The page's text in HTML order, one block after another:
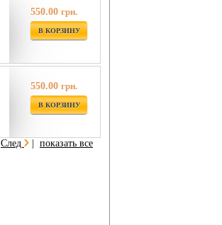
550.00 грн.
В КОРЗИНУ
550.00 грн.
В КОРЗИНУ
След показать все